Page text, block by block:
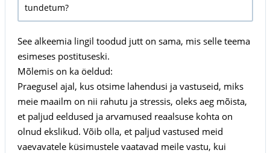
tundetum?
See alkeemia lingil toodud jutt on sama, mis selle teema
esimeses postituseski.
Mõlemis on ka öeldud:
Praegusel ajal, kus otsime lahendusi ja vastuseid, miks
meie maailm on nii rahutu ja stressis, oleks aeg mõista,
et paljud eeldused ja arvamused reaalsuse kohta on
olnud ekslikud. Võib olla, et paljud vastused meid
vaevavatele küsimustele vaatavad meile vastu, kui